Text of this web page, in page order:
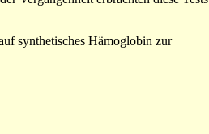
synthetisches Hämoglobin zur